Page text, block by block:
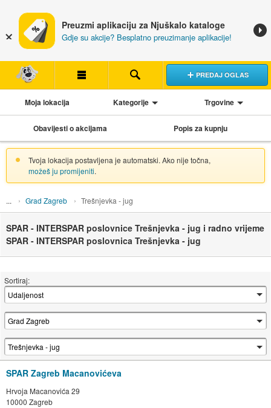
Preuzmi aplikaciju za Njuškalo kataloge
Gdje su akcije? Besplatno preuzimanje aplikacije!
PREDAJ OGLAS
Moja lokacija Kategorije Trgovine
Obavijesti o akcijama Popis za kupnju
Tvoja lokacija postavljena je automatski. Ako nije točna,
možeš ju promijeniti.
Grad Zagreb Trešnjevka - jug
SPAR - INTERSPAR poslovnice Trešnjevka - jug i radno vrijeme
SPAR - INTERSPAR poslovnica Trešnjevka - jug
Sortiraj:
SPAR Zagreb Macanovićeva
Hrvoja Macanovića 29
10000 Zagreb